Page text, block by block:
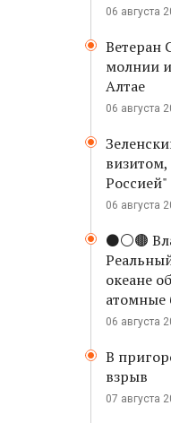
06 августа
Ветеран
молнии
Алтае
06 августа
визитом,
Россией"
06 августа
⚫️⚪️🟤
океане
атомные
06 августа
В
взрыв
07 августа